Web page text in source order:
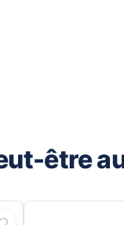
être